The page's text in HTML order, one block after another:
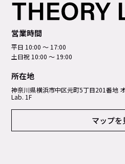
営業時間
平日 10:00 ～ 17:00
土日祝 10:00 ～ 19:00
所在地
神奈川県横浜市中区元町5丁⽬201番地
Lab. 1F
マップを